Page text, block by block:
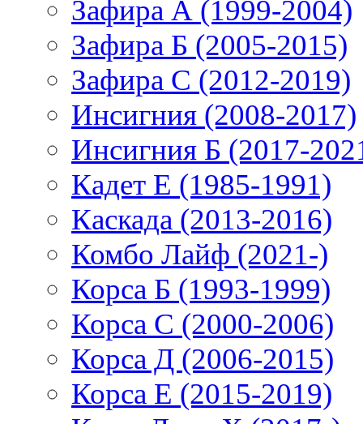
Зафира А (1999-2004)
Зафира Б (2005-2015)
Зафира С (2012-2019)
Инсигния (2008-2017)
Инсигния Б (2017-
Кадет Е (1985-1991)
Каскада (2013-2016)
Комбо Лайф (2021-)
Корса Б (1993-1999)
Корса С (2000-2006)
Корса Д (2006-2015)
Корса E (2015-2019)